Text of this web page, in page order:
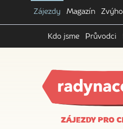
Zájezdy Magazín
Kdo jsme Průvodci
ZÁJEZDY PRO